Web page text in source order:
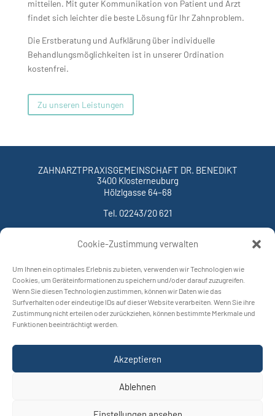
Cookie-Zustimmung verwalten
Um Ihnen ein optimales Erlebnis zu bieten, verwenden wir Technologien wie
Cookies, um Geräteinformationen zu speichern und/oder darauf zuzugreifen.
Wenn Sie diesen Technologien zustimmen, können wir Daten wie das
Surfverhalten oder eindeutige IDs auf dieser Website verarbeiten. Wenn Sie ihre
Zustimmung nicht erteilen oder zurückziehen, können bestimmte Merkmale und
Funktionen beeinträchtigt werden.
Akzeptieren
Ablehnen
mitteilen. Mit guter Kommunikation von Patient und Arzt
findet sich leichter die beste Lösung für Ihr Zahnproblem.
Die Erstberatung und Aufklärung über individuelle
Behandlungsmöglichkeiten ist in unserer Ordination
kostenfrei.
Zu unseren Leistungen
ZAHNARZTPRAXISGEMEINSCHAFT ­DR. BENEDIKT
3400 Klosterneuburg
Hölzlgasse 64–68
Tel. 02243/20 621
Datenschutz
3400 Klosterneuburg